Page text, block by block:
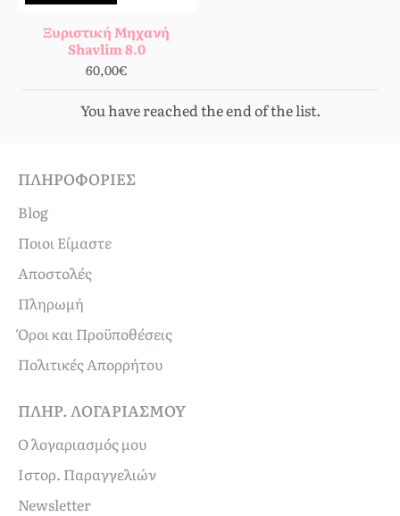
Ξυριστική Μηχανή
Shavlim 8.0
60,00€
You have reached the end of the list.
ΠΛΗΡΟΦΟΡΊΕΣ
Blog
Ποιοι Είμαστε
Αποστολές
Πληρωμή
Όροι και Προϋποθέσεις
Πολιτικές Απορρήτου
ΠΛΗΡ. ΛΟΓΑΡΙΑΣΜΟΎ
Ο λογαριασμός μου
Ιστορ. Παραγγελιών
Newsletter